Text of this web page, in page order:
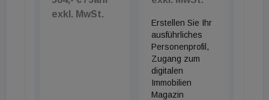
exkl. MwSt.
Erstellen Sie Ihr
ausführliches
Personenprofil,
Zugang zum
digitalen
Immobilien
Magazin